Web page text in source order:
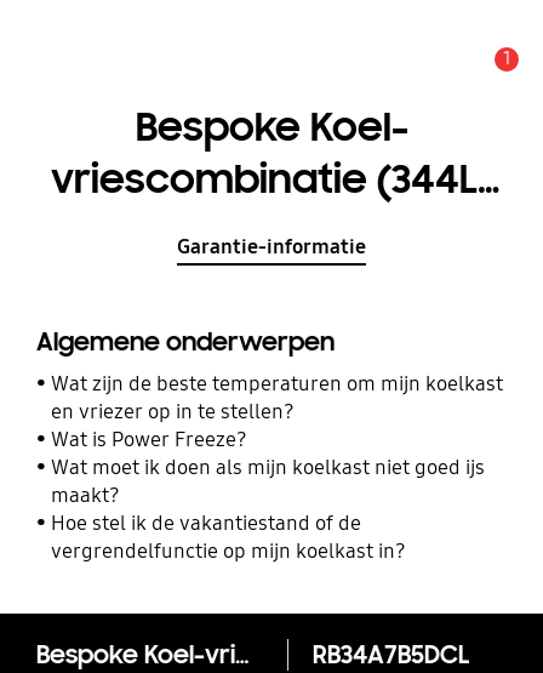
1
Bespoke Koel-
vriescombinatie (344L)
RB34A7B5DCL
Garantie-informatie
Algemene onderwerpen
Wat zijn de beste temperaturen om mijn koelkast
en vriezer op in te stellen?
Wat is Power Freeze?
Wat moet ik doen als mijn koelkast niet goed ijs
maakt?
Hoe stel ik de vakantiestand of de
vergrendelfunctie op mijn koelkast in?
Bespoke Koel-vriescombinatie (344L) RB34A7B5DCL RB34A7B5DCL